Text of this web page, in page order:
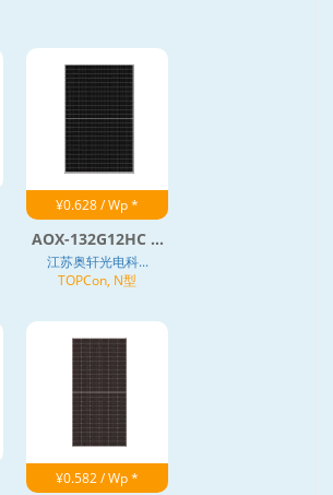
¥0.628 / Wp *
AOX-132G12HC ...
江苏奥轩光电科...
TOPCon, N型
¥0.582 / Wp *